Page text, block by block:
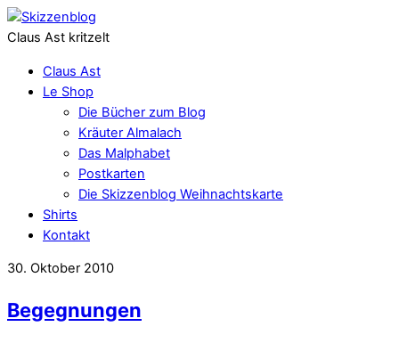
Claus Ast kritzelt
Claus Ast
Le Shop
Die Bücher zum Blog
Kräuter Almalach
Das Malphabet
Postkarten
Die Skizzenblog Weihnachtskarte
Shirts
Kontakt
30. Oktober 2010
Begegnungen